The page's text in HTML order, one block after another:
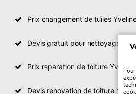
Prix changement de tuiles
Devis gratuit pour nettoyage
Prix réparation de toiture Yvelines
Devis renovation de toiture